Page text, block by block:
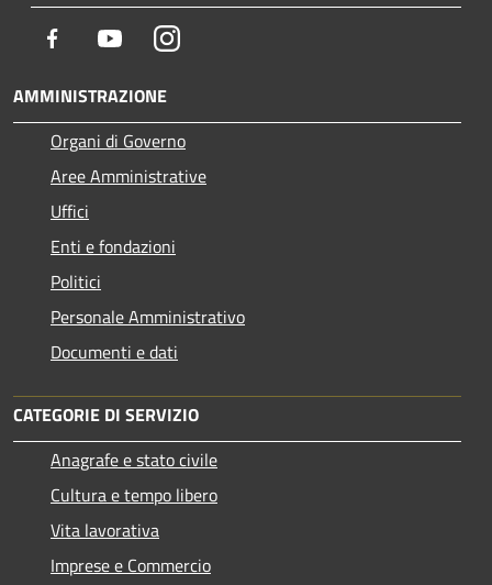
Facebook YoutubeInstagram
AMMINISTRAZIONE
Organi di Governo
Aree Amministrative
Uffici
Enti e fondazioni
Politici
Personale Amministrativo
Documenti e dati
CATEGORIE DI SERVIZIO
Anagrafe e stato civile
Cultura e tempo libero
Vita lavorativa
Imprese e Commercio